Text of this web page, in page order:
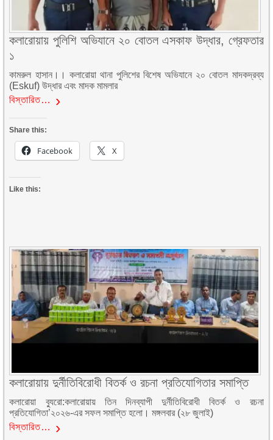
কলারোয়ায় পুলিশি অভিযানে ২০ বোতল এসকাফ উদ্ধার, গ্রেফতার
১
কামরুল হাসান।। কলারোয়া থানা পুলিশের বিশেষ অভিযানে ২০ বোতল মাদকদ্রব্য
(Eskuf) উদ্ধার এবং মাদক মামলার
বিস্তারিত…
Share this:
Facebook X
Like this:
কলারোয়ায় দুর্নীতিবিরোধী বিতর্ক ও রচনা প্রতিযোগিতার সমাপ্তি
কলারোয়া ব্যুরো:কলারোয়ায় তিন দিনব্যাপী দুর্নীতিবিরোধী বিতর্ক ও রচনা
প্রতিযোগিতা’২০২৬-এর সফল সমাপ্তি হলো। মঙ্গলবার (২৮ জুলাই)
বিস্তারিত…